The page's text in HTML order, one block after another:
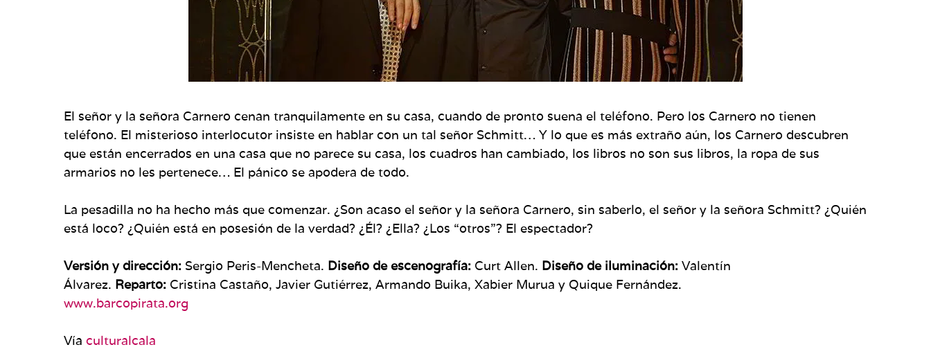
El señor y la señora Carnero cenan tranquilamente en su casa, cuando de pronto suena el teléfono. Pero los Carnero no tienen
teléfono. El misterioso interlocutor insiste en hablar con un tal señor Schmitt… Y lo que es más extraño aún, los Carnero descubren
que están encerrados en una casa que no parece su casa, los cuadros han cambiado, los libros no son sus libros, la ropa de sus
armarios no les pertenece… El pánico se apodera de todo.
La pesadilla no ha hecho más que comenzar. ¿Son acaso el señor y la señora Carnero, sin saberlo, el señor y la señora Schmitt? ¿Quién
está loco? ¿Quién está en posesión de la verdad? ¿Él? ¿Ella? ¿Los “otros”? El espectador?
Versión y dirección: Sergio Peris-Mencheta. Diseño de escenografía: Curt Allen. Diseño de iluminación: Valentín
Álvarez. Reparto: Cristina Castaño, Javier Gutiérrez, Armando Buika, Xabier Murua y Quique Fernández.
www.barcopirata.org
Vía culturalcala